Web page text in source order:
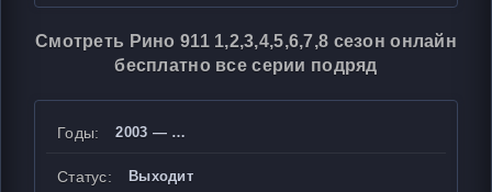
Смотреть Рино 911 1,2,3,4,5,6,7,8 сезон онлайн
бесплатно все серии подряд
Годы: 2003 — …
Статус: Выходит